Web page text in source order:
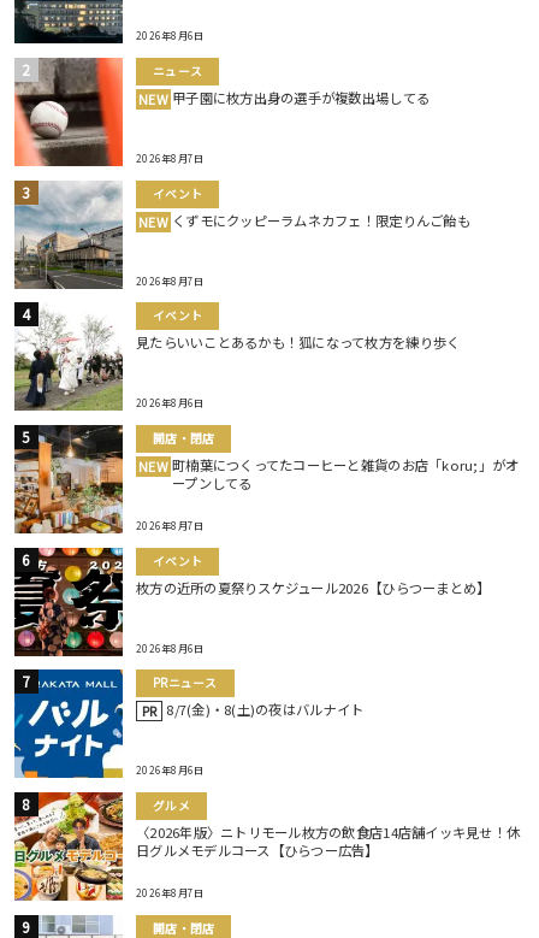
2026年8月6日
ニュース
NEW 甲子園に枚方出身の選手が複数出場してる
2026年8月7日
イベント
NEW くずモにクッピーラムネカフェ！限定りんご飴も
2026年8月7日
イベント
見たらいいことあるかも！狐になって枚方を練り歩く
2026年8月6日
開店・閉店
NEW 町楠葉につくってたコーヒーと雑貨のお店「koru;」がオ
ープンしてる
2026年8月7日
イベント
枚方の近所の夏祭りスケジュール2026【ひらつーまとめ】
2026年8月6日
PRニュース
PR 8/7(金)・8(土)の夜はバルナイト
2026年8月6日
グルメ
〈2026年版〉ニトリモール枚方の飲食店14店舗イッキ見せ！休
日グルメモデルコース【ひらつー広告】
2026年8月7日
開店・閉店